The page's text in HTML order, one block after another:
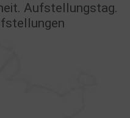
Aufstellungstag.